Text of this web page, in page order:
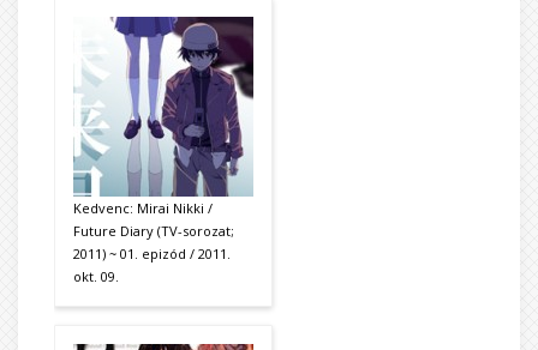
Kedvenc: Mirai Nikki /
Future Diary (TV-sorozat;
2011) ~ 01. epizód / 2011.
okt. 09.